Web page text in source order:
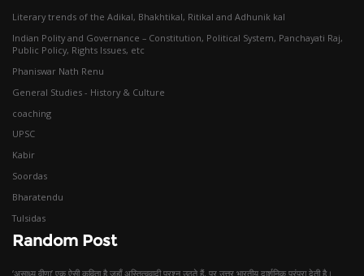
Literary trends of the Adikal, Bhakhtikal, Ritikal and Adhunik kal
Indian Polity and Governance – Constitution, Political System, Panchayati Raj,
Public Policy, Rights Issues, etc
Phaniswar Nath Renu
General Studies - History & Culture
coaching
UPSC
Kabir
Soordas
Bharatendu
Tulsidas
Random Post
‘असाध्य वीणा’ एक ऐसी कविता है जहाँ अस्तित्ववादी प्रश्न उठते हैं, पर उत्तर भारतीय दार्शनिक परंपरा देती है।